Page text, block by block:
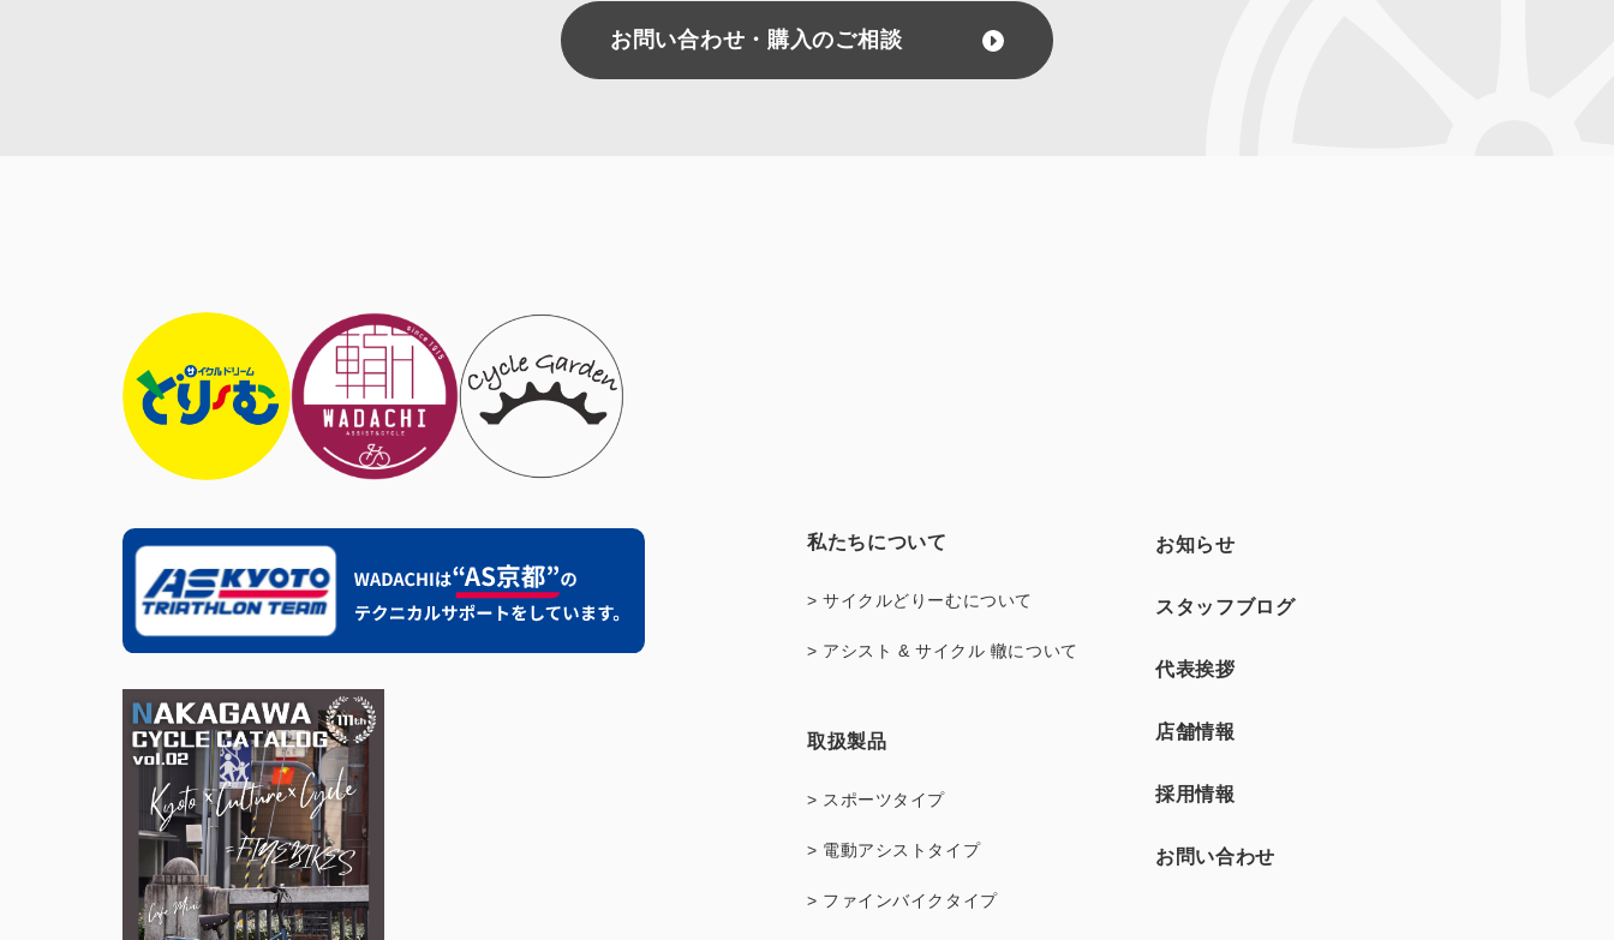
お問い合わせ・購入のご相談
私たちについて
> サイクルどりーむについて
> アシスト & サイクル 轍について
取扱製品
> スポーツタイプ
> 電動アシストタイプ
> ファインバイクタイプ
お知らせ
スタッフブログ
代表挨拶
店舗情報
採用情報
お問い合わせ